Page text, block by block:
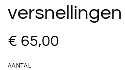
versnellingen
€ 65,00
AANTAL